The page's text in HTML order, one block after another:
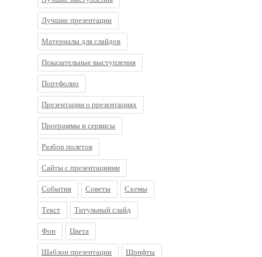
Лучшие презентации
Материалы для слайдов
Показательные выступления
Портфолио
Презентации о презентациях
Программы и сервисы
Разбор полетов
Сайты с презентациями
События Советы Схемы
Текст Титульный слайд
Фон Цвета
Шаблон презентации Шрифты